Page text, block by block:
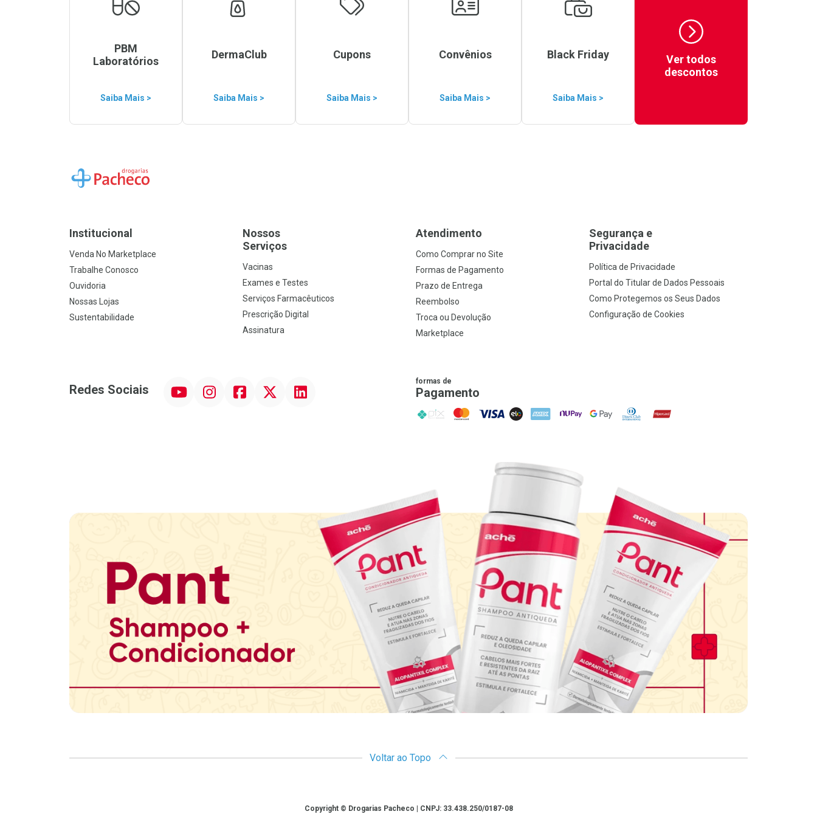
PBM
Laboratórios
Saiba Mais >
DermaClub
Saiba Mais >
Cupons
Saiba Mais >
Convênios
Saiba Mais >
Black Friday
Saiba Mais >
Ver todos
descontos
Ir para a Home
Institucional
Venda No Marketplace
Trabalhe Conosco
Ouvidoria
Nossas Lojas
Sustentabilidade
Nossos
Serviços
Vacinas
Exames e Testes
Serviços Farmacêuticos
Prescrição Digital
Assinatura
Atendimento
Como Comprar no Site
Formas de Pagamento
Prazo de Entrega
Reembolso
Troca ou Devolução
Marketplace
Segurança e
Privacidade
Política de Privacidade
Portal do Titular de Dados Pessoais
Como Protegemos os Seus Dados
Configuração de Cookies
Redes Sociais InstagramFacebookTwitter Linkedin formas de
Pagamento
PIX MasterCard
VISA ELO AMEX NuPay Google PayDiners ClubHipercard
Voltar ao Topo
Copyright © Drogarias Pacheco | CNPJ: 33.438.250/0187-08